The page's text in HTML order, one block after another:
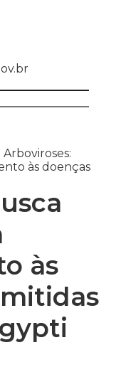
Arboviroses:
às doenças
às